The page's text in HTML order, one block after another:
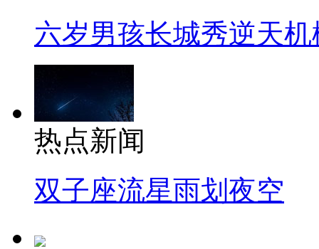
六岁男孩长城秀逆天机
热点新闻
双子座流星雨划夜空